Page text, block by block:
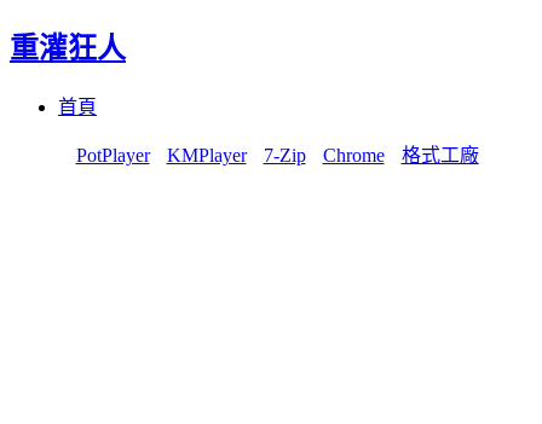
重灌狂人
首頁
PotPlayer KMPlayer 7-Zip Chrome 格式工廠